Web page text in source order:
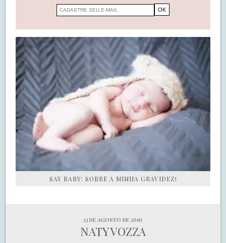
SAY BABY: SOBRE A MINHA GRAVIDEZ!
23 de agosto de 2010
NATY VOZZA